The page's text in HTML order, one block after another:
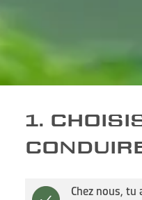
1.
Chez nous,